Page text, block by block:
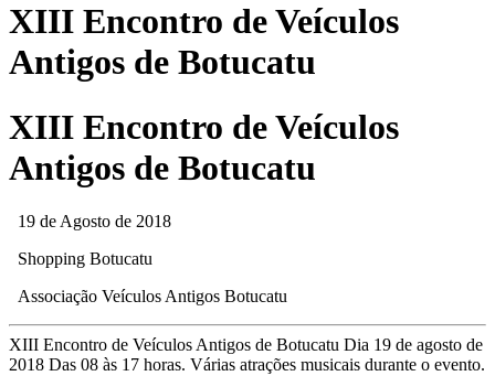
XIII Encontro de Veículos
Antigos de Botucatu
XIII Encontro de Veículos
Antigos de Botucatu
19 de Agosto de 2018
Shopping Botucatu
Associação Veículos Antigos Botucatu
XIII Encontro de Veículos Antigos de Botucatu Dia 19 de agosto de
2018 Das 08 às 17 horas. Várias atrações musicais durante o evento.